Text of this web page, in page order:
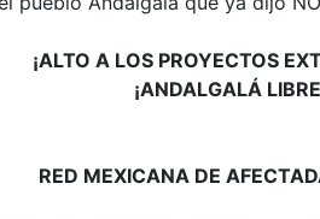
¡ALTO A LOS PROYECTOS
¡ANDALGALÁ
RED MEXICANA DE